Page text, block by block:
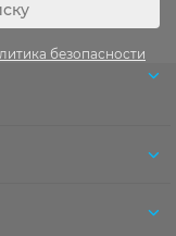
безопасности